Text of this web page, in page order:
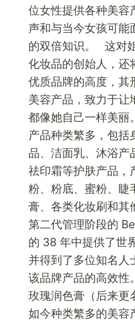
位女性提供各种美容
声和与当今女孩可能
的双倍知识。 这对
化妆品的创始人，还
优质品牌的高度，其
美容产品，致力于让
都像她自己一样美
产品种类繁多，包括
品、洁面乳、沐浴产
祛印霜等护肤产品，
粉、粉底、蜜粉、睫
膏、各类化妆刷和
第二代管理阶段的
的 38 年中提供了世
并得到了多位知名人
该品牌产品的高效性
玫瑰润色膏（后来更
如今种类繁多的美容